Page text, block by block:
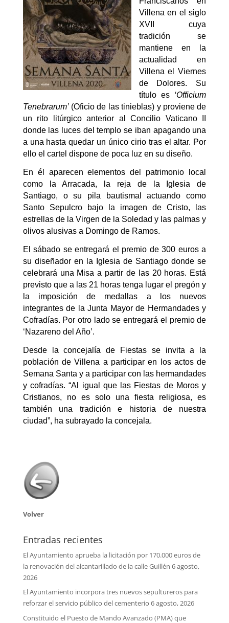
Villena en el siglo
XVII cuya
tradición se
mantiene en la
actualidaden
Villena el Viernes
de Dolores. Su
título es ‘Officium
Tenebrarum’(Oficio de las tinieblas) y proviene de
un rito litúrgico anterior al Concilio Vaticano II
donde las luces del templo se iban apagando una
a una hasta quedar un único cirio tras el altar. Por
ello el cartel dispone de poca luz en su diseño.
En él aparecen elementos del patrimonio local
como la Arracada, la reja de la Iglesia de
Santiago, o su pila bautismalactuando como
Santo Sepulcro bajo la imagen de Cristo, las
estrellas de la Virgen de la Soledad y las palmas y
olivos alusivas a Domingo de Ramos.
El sábado se entregará el premio de 300 euros a
su diseñador en la Iglesia de Santiago donde se
celebrará una Misa a partir de las 20 horas. Está
previsto que a las 21 horas tenga lugar el pregón y
la imposición de medallas a los nuevos
integrantes de la Junta Mayor de Hermandades y
Cofradías. Por otro lado se entregará el premio de
‘Nazareno del Año’.
Desde la concejalía de Fiestas se invita a la
población de Villena a participar en los actos de
Semana Santa y a participar con las hermandades
y cofradías. “Al igual que las Fiestas de Moros y
Cristianos, no es solo una fiesta religiosa, es
también una tradición e historia de nuestra
ciudad”, ha subrayado la concejala.
Volver
Entradas recientes
El Ayuntamiento aprueba la licitación por 170.000 euros de
la renovación del alcantarillado de la calle Guillén 6 agosto,
2026
El Ayuntamiento incorpora tres nuevos sepultureros para
reforzar el servicio público del cementerio 6 agosto, 2026
Constituido el Puesto de Mando Avanzado (PMA) que